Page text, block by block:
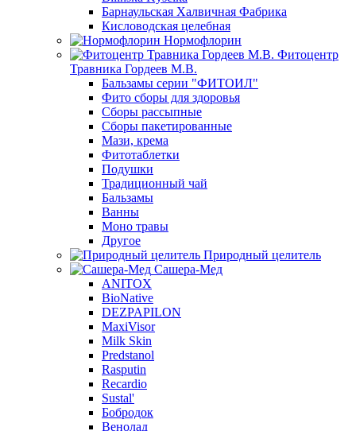
Барнаульская Халвичная Фабрика
Кисловодская целебная
Нормофлорин
Фитоцентр
Травника Гордеев М.В.
Бальзамы серии "ФИТОИЛ"
Фито сборы для здоровья
Сборы рассыпные
Сборы пакетированные
Мази, крема
Фитотаблетки
Подушки
Традиционный чай
Бальзамы
Ванны
Моно травы
Другое
Природный целитель
Сашера-Мед
ANITOX
BioNative
DEZPAPILON
MaxiVisor
Milk Skin
Predstanol
Rasputin
Recardio
Sustal'
Бобродок
Венолад